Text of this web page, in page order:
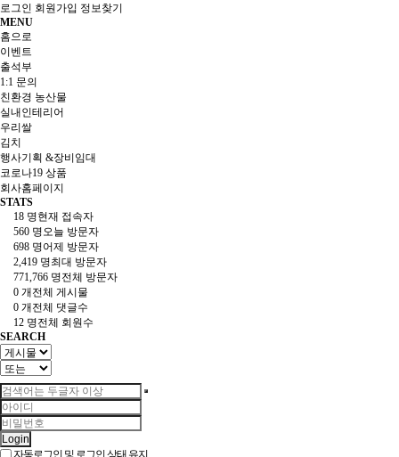
로그인 회원가입 정보찾기
MENU
홈으로
이벤트
출석부
1:1 문의
친환경 농산물
실내인테리어
우리쌀
김치
행사기획 &장비임대
코로나19 상품
회사홈페이지
STATS
18 명현재 접속자
560 명 오늘 방문자
698 명어제 방문자
2,419 명최대 방문자
771,766 명전체 방문자
0 개전체 게시물
0 개전체 댓글수
12 명전체 회원수
SEARCH
Login
자동로그인 및 로그인 상태 유지